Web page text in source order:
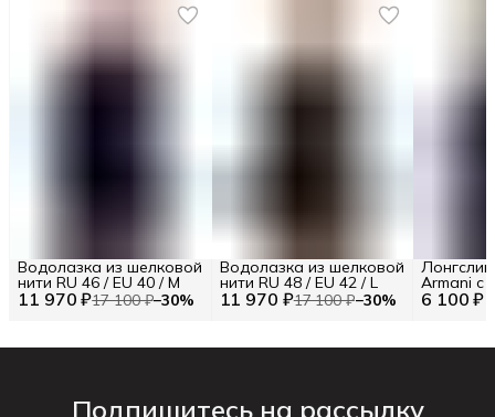
11 970 ₽17 100 ₽−30%
Водолазка из шелковой
нити RU 46 / EU 40 / M
11 970 ₽17 100 ₽−30%
Водолазка из шелковой
нити RU 48 / EU 42 / L
6 100 ₽
Armani с
Подпишитесь на рассылку